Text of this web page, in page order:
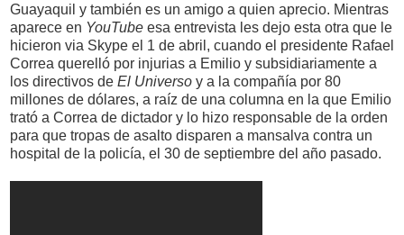
Guayaquil y también es un amigo a quien aprecio. Mientras
aparece en YouTube esa entrevista les dejo esta otra que le
hicieron via Skype el 1 de abril, cuando el presidente Rafael
Correa querelló por injurias a Emilio y subsidiariamente a
los directivos de El Universo y a la compañía por 80
millones de dólares, a raíz de una columna en la que Emilio
trató a Correa de dictador y lo hizo responsable de la orden
para que tropas de asalto disparen a mansalva contra un
hospital de la policía, el 30 de septiembre del año pasado.